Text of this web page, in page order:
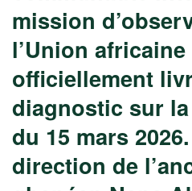
mission
l’Union africaine
officiellement
diagnostic sur
du 15 mars
direction de